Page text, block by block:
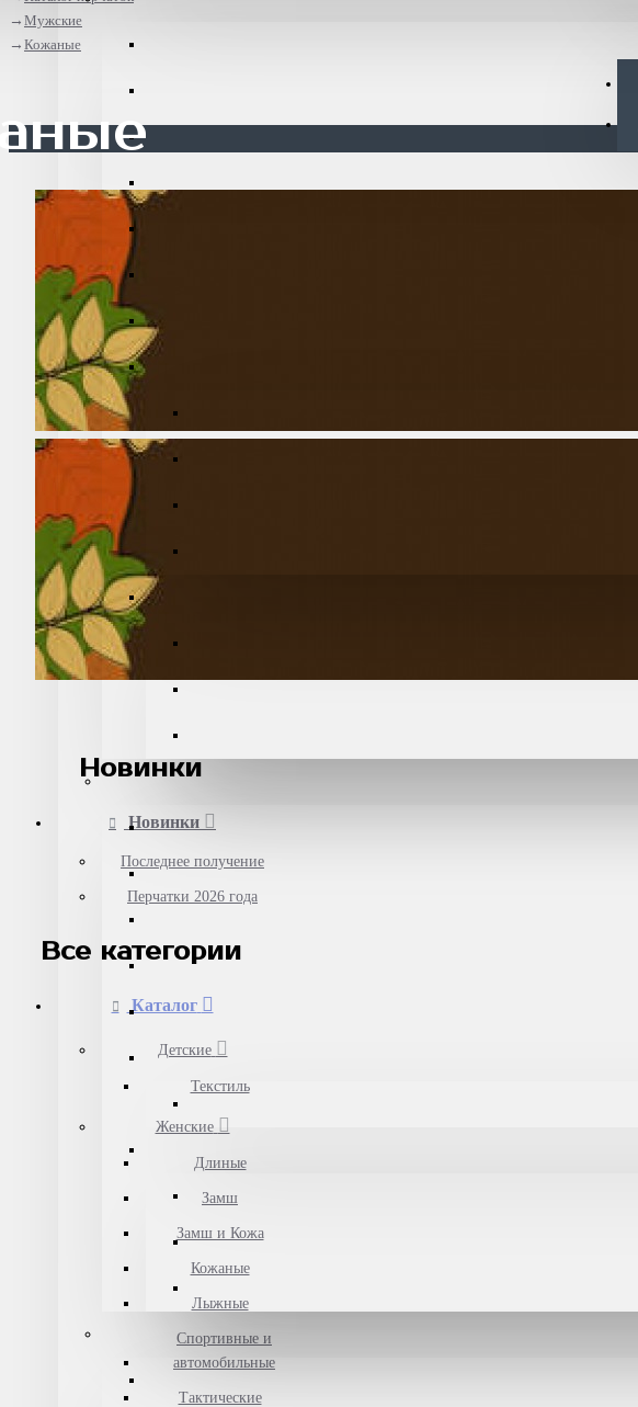
Мужские
Кожаные
Новинки
Новинки
Последнее получение
Перчатки 2026 года
Все категории
Каталог
Детские
Текстиль
Женские
Длиные
Замш
Замш и Кожа
Кожаные
Лыжные
Спортивные и
автомобильные
Тактические